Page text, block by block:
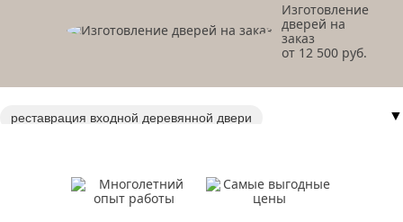
Изготовление
дверей на
заказ
от 12 500 руб.
реставрация входной деревянной двери
ремонт входной железной двери в квартире
▼